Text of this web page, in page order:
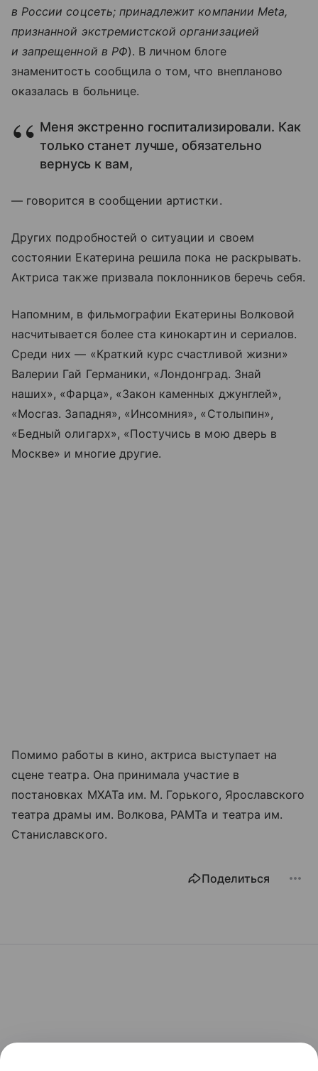
в России соцсеть; принадлежит компании Meta,
признанной экстремистской организацией
и запрещенной в РФ). В личном блоге
знаменитость сообщила о том, что внепланово
оказалась в больнице.
Меня экстренно госпитализировали. Как
только станет лучше, обязательно
вернусь к вам,
— говорится в сообщении артистки.
Других подробностей о ситуации и своем
состоянии Екатерина решила пока не раскрывать.
Актриса также призвала поклонников беречь себя.
Напомним, в фильмографии Екатерины Волковой
насчитывается более ста кинокартин и сериалов.
Среди них — «Краткий курс счастливой жизни»
Валерии Гай Германики, «Лондонград. Знай
наших», «Фарца», «Закон каменных джунглей»,
«Мосгаз. Западня», «Инсомния», «Столыпин»,
«Бедный олигарх», «Постучись в мою дверь в
Москве» и многие другие.
Помимо работы в кино, актриса выступает на
сцене театра. Она принимала участие в
постановках МХАТа им. М. Горького, Ярославского
театра драмы им. Волкова, РАМТа и театра им.
Станиславского.
Поделиться